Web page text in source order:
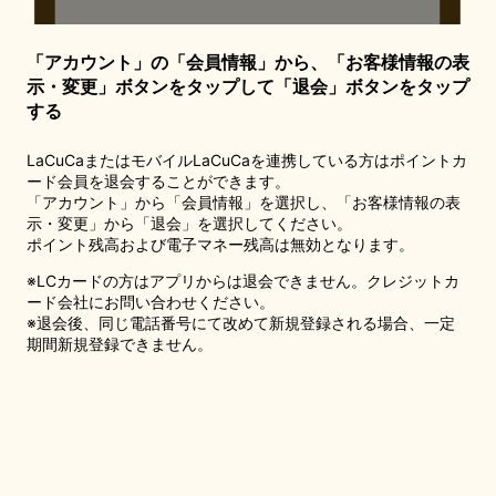
「アカウント」の「会員情報」から、「お客様情報の表
示・変更」ボタンをタップして「退会」ボタンをタップ
する
LaCuCaまたはモバイルLaCuCaを連携している方はポイントカ
ード会員を退会することができます。
「アカウント」から「会員情報」を選択し、「お客様情報の表
示・変更」から「退会」を選択してください。
ポイント残高および電子マネー残高は無効となります。
※LCカードの方はアプリからは退会できません。クレジットカ
ード会社にお問い合わせください。
※退会後、同じ電話番号にて改めて新規登録される場合、一定
期間新規登録できません。